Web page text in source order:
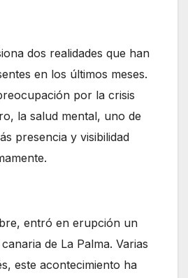
dos realidades que han
en los últimos meses.
por la crisis
la salud mental, uno de
presencia y visibilidad
entró en erupción un
de La Palma. Varias
este acontecimiento ha